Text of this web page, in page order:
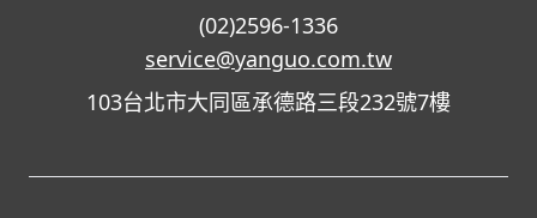
(02)2596-1336
service@yanguo.com.tw
103台北市大同區承德路三段232號7樓